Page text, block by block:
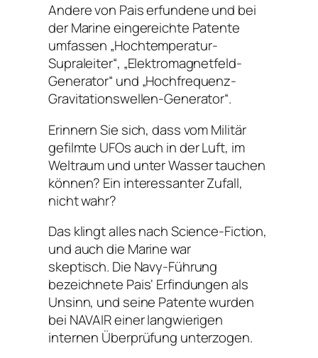
Andere von Pais erfundene und bei
der Marine eingereichte Patente
umfassen „Hochtemperatur-
Supraleiter“, „Elektromagnetfeld-
Generator“ und „Hochfrequenz-
Gravitationswellen-Generator“.
Erinnern Sie sich, dass vom Militär
gefilmte UFOs auch in der Luft, im
Weltraum und unter Wasser tauchen
können? Ein interessanter Zufall,
nicht wahr?
Das klingt alles nach Science-Fiction,
und auch die Marine war
skeptisch. Die Navy-Führung
bezeichnete Pais‘ Erfindungen als
Unsinn, und seine Patente wurden
bei NAVAIR einer langwierigen
internen Überprüfung unterzogen.